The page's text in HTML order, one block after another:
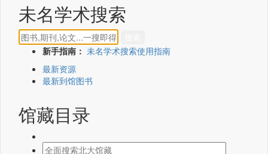
未名学术搜索
新手指南： 未名学术搜索使用指南
最新资源
最新到馆图书
馆藏目录